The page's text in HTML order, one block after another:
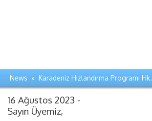
News » Karadeniz Hızlandırma Programı Hk.
16 Ağustos 2023 -
Sayın Üyemiz,